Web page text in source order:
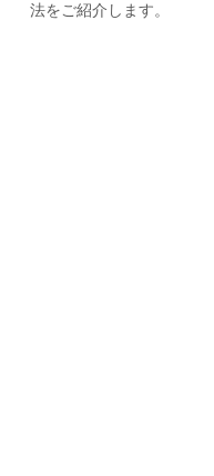
法をご紹介します。